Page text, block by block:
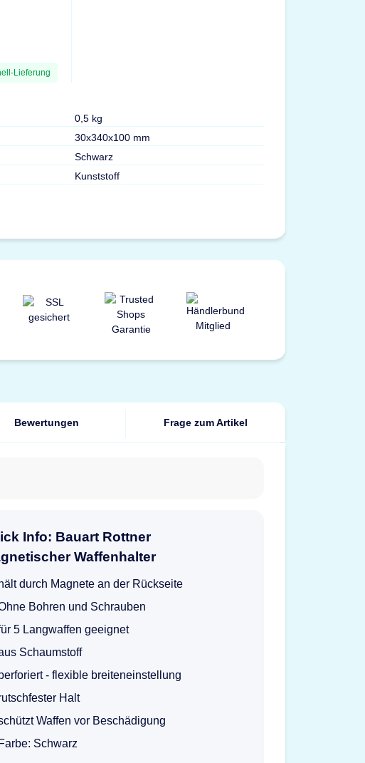
Lieferung
0,5 kg
30x340x100 mm
Schwarz
Kunststoff
Bewertungen Frage zum Artikel
Info: Bauart Rottner
Waffenhalter
hält durch Magnete an der Rückseite
Bohren und Schrauben
5 Langwaffen geeignet
Schaumstoff
- flexible breiteneinstellung
Halt
Waffen vor Beschädigung
Farbe: Schwarz